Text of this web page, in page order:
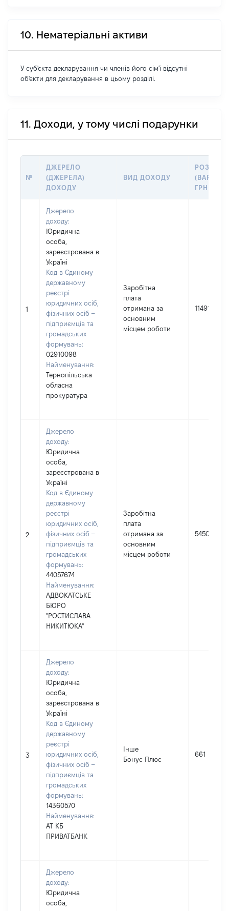
10. Нематеріальні активи
У суб'єкта декларування чи членів його сім'ї відсутні
об'єкти для декларування в цьому розділі.
11. Доходи, у тому числі подарунки
№
ДЖЕРЕЛО
(ДЖЕРЕЛА)
ДОХОДУ
ВИД ДОХОДУ
РОЗМІР
ГРН
1
Джерело
доходу:
Юридична
особа,
зареєстрована в
Україні
Код в Єдиному
державному
реєстрі
юридичних осіб,
фізичних осіб –
підприємців та
громадських
формувань:
02910098
Найменування:
Тернопільська
обласна
прокуратура
Заробітна
плата
отримана за
основним
місцем роботи
1149112
2
Джерело
доходу:
Юридична
особа,
зареєстрована в
Україні
Код в Єдиному
державному
реєстрі
юридичних осіб,
фізичних осіб –
підприємців та
громадських
формувань:
44057674
Найменування:
АДВОКАТСЬКЕ
БЮРО
"РОСТИСЛАВА
НИКИТЮКА"
Заробітна
плата
отримана за
основним
місцем роботи
54500
3
Джерело
доходу:
Юридична
особа,
зареєстрована в
Україні
Код в Єдиному
державному
реєстрі
юридичних осіб,
фізичних осіб –
підприємців та
громадських
формувань:
14360570
Найменування:
АТ КБ
ПРИВАТБАНК
Інше
Бонус Плюс
661
Джерело
доходу:
Юридична
особа,